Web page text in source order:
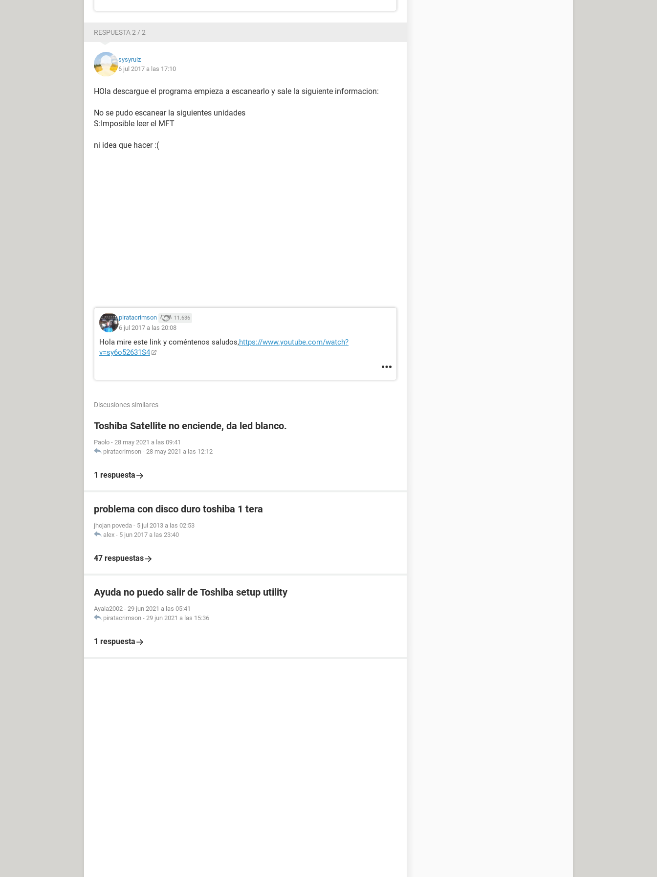
RESPUESTA 2 / 2
sysyruiz
6 jul 2017 a las 17:10
HOla descargue el programa empieza a escanearlo y sale la siguiente informacion:
No se pudo escanear la siguientes unidades
S:Imposible leer el MFT
ni idea que hacer :(
piratacrimson 11.636
6 jul 2017 a las 20:08
Hola mire este link y coméntenos saludos,https://www.youtube.com/watch?
v=sy6o52631S4
Discusiones similares
Toshiba Satellite no enciende, da led blanco.
Paolo - 28 may 2021 a las 09:41
piratacrimson - 28 may 2021 a las 12:12
1 respuesta
problema con disco duro toshiba 1 tera
jhojan poveda - 5 jul 2013 a las 02:53
alex - 5 jun 2017 a las 23:40
47 respuestas
Ayuda no puedo salir de Toshiba setup utility
Ayala2002 - 29 jun 2021 a las 05:41
piratacrimson - 29 jun 2021 a las 15:36
1 respuesta